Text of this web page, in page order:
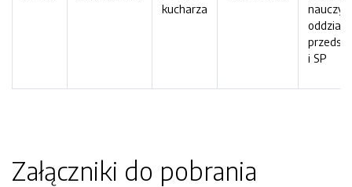
kucharza
oddziale
i SP
Załączniki do pobrania